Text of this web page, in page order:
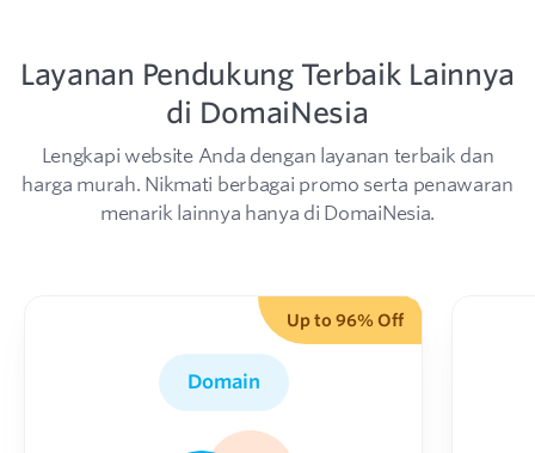
Layanan Pendukung Terbaik Lainnya
di DomaiNesia
Lengkapi website Anda dengan layanan terbaik dan
harga murah. Nikmati berbagai promo serta penawaran
menarik lainnya hanya di DomaiNesia.
Up to 96% Off
Domain